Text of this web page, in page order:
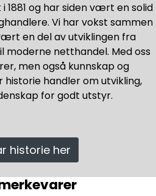
1881 og har siden vært en solid
Vi har vokst sammen
en del av utviklingen fra
moderne netthandel. Med oss
men også kunnskap og
historie handler om utvikling,
for godt utstyr.
historie her